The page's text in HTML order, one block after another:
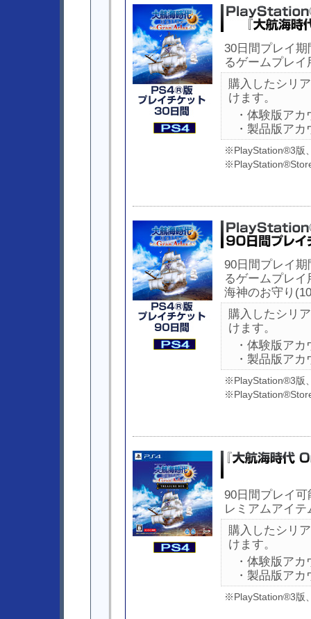
30日間プレイ
るゲームプレ
購入したシリ
けます。
・体験版ア
・製品版ア
※PlayStation®3版
90日間プレイ
るゲームプレ
海神のお守り
購入したシリ
けます。
・体験版ア
・製品版ア
※PlayStation®3版
90日間プレイ
レミアムアイ
購入したシリ
けます。
・体験版ア
・製品版ア
※PlayStation®3版